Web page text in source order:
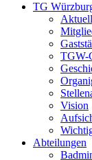
TG
TGW-
Vision
Abteilungen